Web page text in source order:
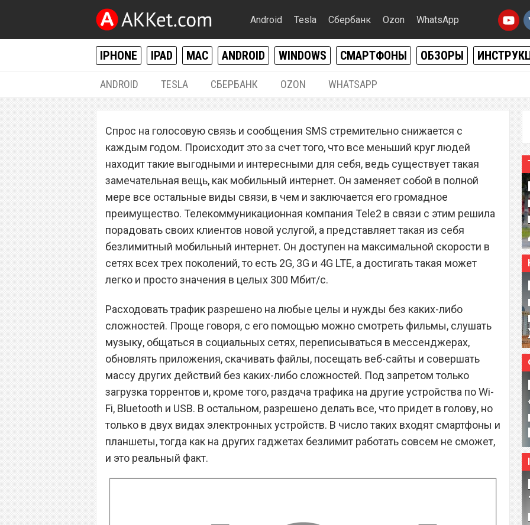
Android Tesla Сбербанк Ozon WhatsApp
IPHONE IPAD MAC ANDROID WINDOWS СМАРТФОНЫ ОБЗОРЫ
ANDROID TESLA СБЕРБАНК OZON WHATSAPP
Сотовый оператор Tele2 запустил
реальный безлимитный мобильный
интернет
Спрос на голосовую связь и сообщения SMS стремительно снижается с
каждым годом. Происходит это за счет того, что все меньший круг людей
находит такие выгодными и интересными для себя, ведь существует такая
замечательная вещь, как мобильный интернет. Он заменяет собой в полной
мере все остальные виды связи, в чем и заключается его громадное
преимущество. Телекоммуникационная компания Tele2 в связи с этим решила
порадовать своих клиентов новой услугой, а представляет такая из себя
безлимитный мобильный интернет. Он доступен на максимальной скорости в
сетях всех трех поколений, то есть 2G, 3G и 4G LTE, а достигать такая может
легко и просто значения в целых 300 Мбит/с.
Расходовать трафик разрешено на любые целы и нужды без каких-либо
сложностей. Проще говоря, с его помощью можно смотреть фильмы, слушать
музыку, общаться в социальных сетях, переписываться в мессенджерах,
обновлять приложения, скачивать файлы, посещать веб-сайты и совершать
массу других действий без каких-либо сложностей. Под запретом только
загрузка торрентов и, кроме того, раздача трафика на другие устройства по Wi-
Fi, Bluetooth и USB. В остальном, разрешено делать все, что придет в голову, но
только в двух видах электронных устройств. В число таких входят смартфоны и
планшеты, тогда как на других гаджетах безлимит работать совсем не сможет,
и это реальный факт.